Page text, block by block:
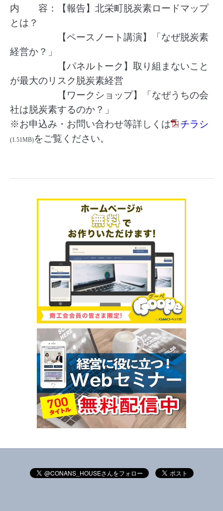
内 容：【報告】北栄町脱炭素ロードマップ
とは？
【ペースノート講演】「なぜ脱炭素
経営か？」
【パネルトーク】取り組まないこと
が最大のリスク脱炭素経営
【ワークショップ】「なぜうちの会
社は脱炭素するのか？」
※お申込み・お問い合わせ等詳しくは
チラシ
(1.51MB)をご覧ください。